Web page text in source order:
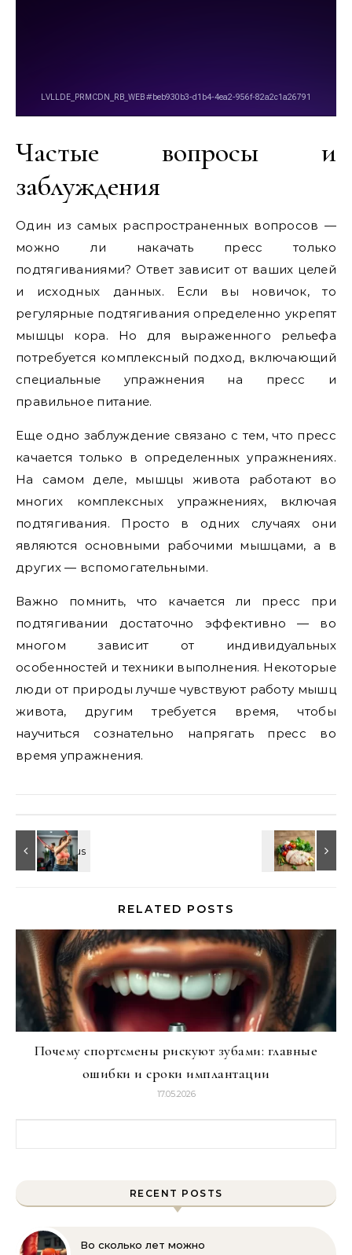
Частые вопросы и
заблуждения
Один из самых распространенных вопросов —
можно ли накачать пресс только
подтягиваниями? Ответ зависит от ваших целей
и исходных данных. Если вы новичок, то
регулярные подтягивания определенно укрепят
мышцы кора. Но для выраженного рельефа
потребуется комплексный подход, включающий
специальные упражнения на пресс и
правильное питание.
Еще одно заблуждение связано с тем, что пресс
качается только в определенных упражнениях.
На самом деле, мышцы живота работают во
многих комплексных упражнениях, включая
подтягивания. Просто в одних случаях они
являются основными рабочими мышцами, а в
других — вспомогательными.
Важно помнить, что качается ли пресс при
подтягивании достаточно эффективно — во
многом зависит от индивидуальных
особенностей и техники выполнения. Некоторые
люди от природы лучше чувствуют работу мышц
живота, другим требуется время, чтобы
научиться сознательно напрягать пресс во
время упражнения.
RELATED POSTS
Почему спортсмены рискуют зубами: главные
ошибки и сроки имплантации
17.05.2026
RECENT POSTS
Во сколько лет можно